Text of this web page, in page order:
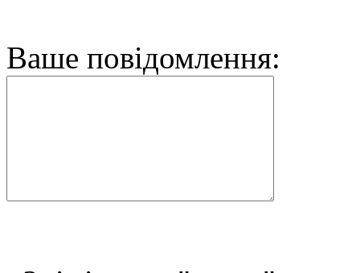
Ваше повідомлення: